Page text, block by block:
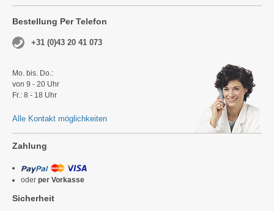
Bestellung Per Telefon
+31 (0)43 20 41 073
Mo. bis. Do.:
von 9 - 20 Uhr
Fr.: 8 - 18 Uhr
Alle Kontakt möglichkeiten
Zahlung
oder per Vorkasse
Sicherheit